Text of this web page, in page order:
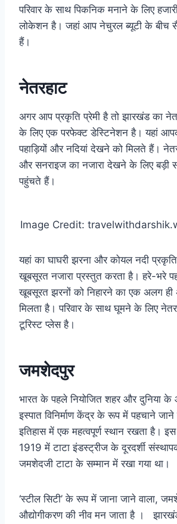
परिवार के साथ पिकनिक मनाने के लिए
लोकेशन है। जहां आप नेचुरल ब्यूटी के बीच
हैं।
नेतरहाट
अगर आप प्रकृति प्रेमी है तो झारखंड का
के लिए एक परफेक्ट डेस्टिनेशन है। यहां
पहाड़ियों और नदियां देखने को मिलते हैं।
और सनराइज का नजारा देखने के लिए बड़ी
पहुंचते हैं।
Image Credit:
यहां का घाघरी झरना और कोयल नदी
खूबसूरत नजारा प्रस्तुत करता है। हरे-भरे
खूबसूरत झरनों को निहारने का एक अलग
मिलता है। परिवार के साथ घूमने के लिए
टूरिस्ट प्लेस है।
जमशेदपुर
भारत के पहले नियोजित शहर और दुनिया
इस्पात विनिर्माण केंद्र के रूप में पहचाने
इतिहास में एक महत्वपूर्ण स्थान रखता है।
1919 में टाटा इंडस्ट्रीज के दूरदर्शी
जमशेदजी टाटा के सम्मान में रखा गया था।
‘स्टील सिटी’ के रूप में जाना जाने वाला,
औद्योगीकरण की नीव मन जाता है ।